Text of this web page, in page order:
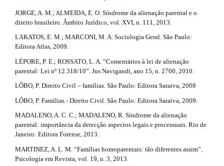
JORGE, A. M.; ALMEIDA, E. O. Síndrome da alienação parental e o
direito brasileiro. Âmbito Jurídico, vol. XVI, n. 111, 2013.
LAKATOS, E. M.; MARCONI, M. A. Sociologia Geral. São Paulo:
Editora Atlas, 2009.
LÉPORE, P. E.; ROSSATO, L. A. “Comentários à lei de alienação
parental: Lei nº 12.318/10”. Jus Navigandi, ano 15, n. 2700, 2010.
LÔBO, P. Direito Civil – famílias. São Paulo: Editora Saraiva, 2008
LÔBO, P. Famílias - Direito Civil. São Paulo: Editora Saraiva, 2009.
MADALENO, A. C. C.; MADALENO, R. Síndrome da alienação
parental: importância da detecção aspectos legais e processuais. Rio de
Janeiro: Editora Forense, 2013.
MARTINEZ, A. L. M. “Famílias homoparentais: tão diferentes assim”.
Psicologia em Revista, vol. 19, n. 3, 2013.